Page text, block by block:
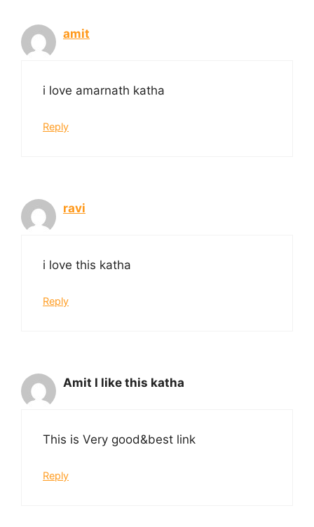
amit
i love amarnath katha
Reply
ravi
i love this katha
Reply
Amit I like this katha
This is Very good&best link
Reply